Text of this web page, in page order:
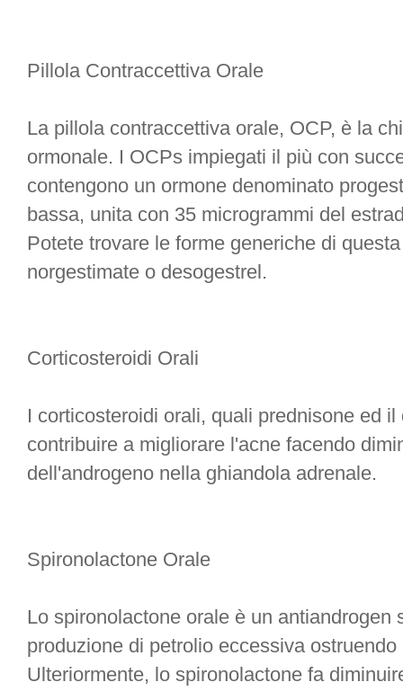
Pillola Contraccettiva Orale
La pillola contraccettiva orale, OCP, è la
ormonale. I OCPs impiegati il più con
contengono un ormone denominato
bassa, unita con 35 microgrammi del
Potete trovare le forme generiche di
norgestimate o desogestrel.
Corticosteroidi Orali
I corticosteroidi orali, quali prednisone ed
contribuire a migliorare l'acne facendo
dell'androgeno nella ghiandola adrenale.
Spironolactone Orale
Lo spironolactone orale è un antiandrogen
produzione di petrolio eccessiva
Ulteriormente, lo spironolactone fa